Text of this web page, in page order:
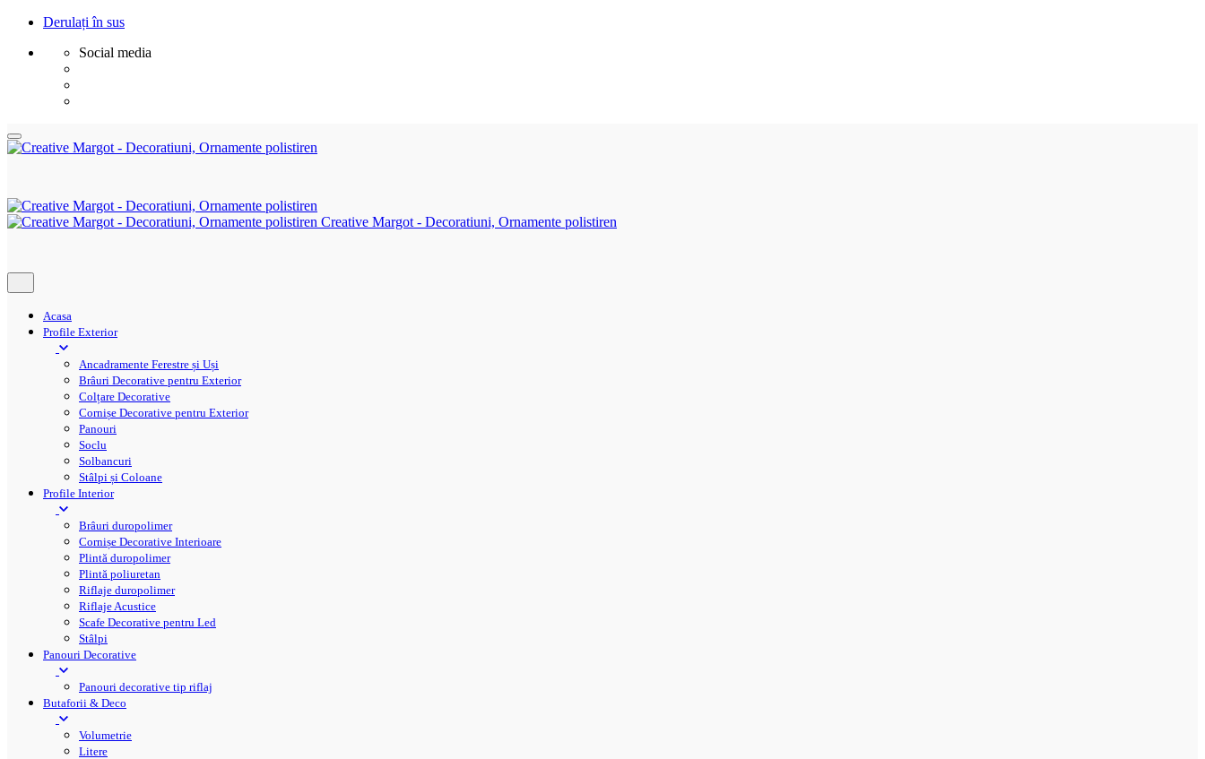
Derulați în sus
Social media
Sări
la
Creative Margot - Decoratiuni, Ornamente polistiren
Acasa
Profile Exterior
Ancadramente Ferestre și Uși
Brâuri Decorative pentru Exterior
Colțare Decorative
Cornișe Decorative pentru Exterior
Panouri
Soclu
Solbancuri
Stâlpi și Coloane
Profile Interior
Brâuri duropolimer
Cornișe Decorative Interioare
Plintă duropolimer
Plintă poliuretan
Riflaje duropolimer
Riflaje Acustice
Scafe Decorative pentru Led
Stâlpi
Panouri Decorative
Panouri decorative tip riflaj
Butaforii & Deco
Volumetrie
Litere